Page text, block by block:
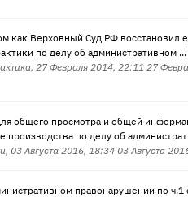
как Верховный Суд РФ восстановил
по делу об административном ...
27 Февраля 2014, 22:11 27
общего просмотра и общей
производства по делу об
03 Августа 2016, 18:34 03 Августа
правонарушении по ч.1